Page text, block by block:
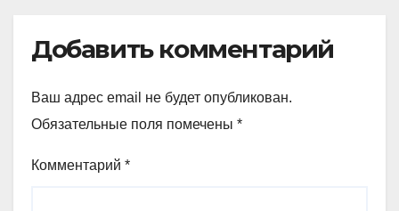
Добавить комментарий
Ваш адрес email не будет опубликован.
Обязательные поля помечены *
Комментарий *